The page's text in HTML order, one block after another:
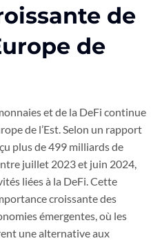
de
de
et de la DeFi continue
de l’Est. Selon un rapport
plus de 499 milliards de
juillet 2023 et juin 2024,
liées à la DeFi. Cette
croissante des
émergentes, où les
une alternative aux